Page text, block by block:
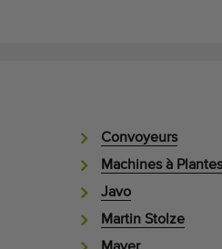
Convoyeurs
Machines à
Javo
Martin Stolze